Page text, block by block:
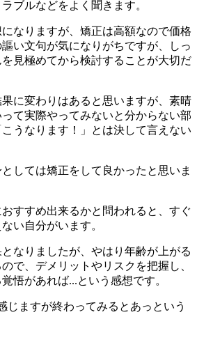
ブルなどをよく聞きます。
なりますが、矯正は高額なので価格
い文句が気になりがちですが、しっ
見極めてから検討することが大切だ
に変わりはあると思いますが、素晴
て実際やってみないと分からない部
うなります！」とは決して言えない
しては矯正をして良かったと思いま
すすめ出来るかと問われると、すぐ
い自分がいます。
なりましたが、やはり年齢が上がる
で、デメリットやリスクを把握し、
悟があれば...という感想です。
じますが終わってみるとあっという